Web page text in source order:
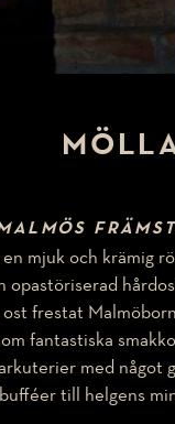
mjuk och krämig
opastöriserad
frestat
fantastiska
med något
till helgens